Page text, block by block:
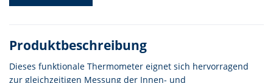
Produktbeschreibung
Dieses funktionale Thermometer eignet sich hervorragend
zur gleichzeitigen Messung der Innen- und